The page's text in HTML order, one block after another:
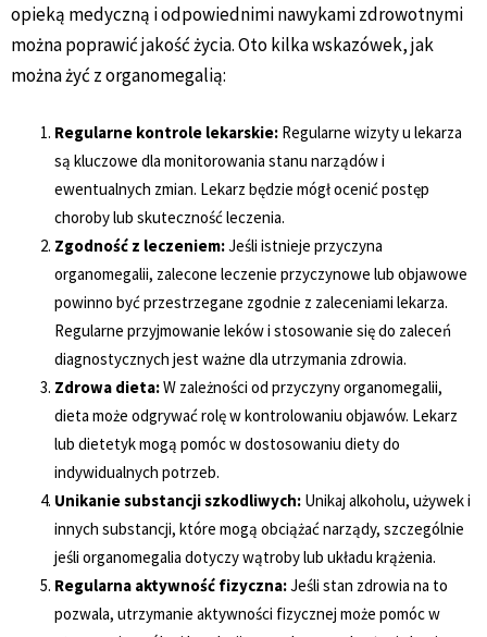
opieką medyczną i odpowiednimi nawykami zdrowotnymi
można poprawić jakość życia. Oto kilka wskazówek, jak
można żyć z organomegalią:
Regularne kontrole lekarskie: Regularne wizyty u lekarza
są kluczowe dla monitorowania stanu narządów i
ewentualnych zmian. Lekarz będzie mógł ocenić postęp
choroby lub skuteczność leczenia.
Zgodność z leczeniem:Jeśli istnieje przyczyna
organomegalii, zalecone leczenie przyczynowe lub objawowe
powinno być przestrzegane zgodnie z zaleceniami lekarza.
Regularne przyjmowanie leków i stosowanie się do zaleceń
diagnostycznych jest ważne dla utrzymania zdrowia.
Zdrowa dieta:W zależności od przyczyny organomegalii,
dieta może odgrywać rolę w kontrolowaniu objawów. Lekarz
lub dietetyk mogą pomóc w dostosowaniu diety do
indywidualnych potrzeb.
Unikanie substancji szkodliwych: Unikaj alkoholu, używek i
innych substancji, które mogą obciążać narządy, szczególnie
jeśli organomegalia dotyczy wątroby lub układu krążenia.
Regularna aktywność fizyczna:Jeśli stan zdrowia na to
pozwala, utrzymanie aktywności fizycznej może pomóc w